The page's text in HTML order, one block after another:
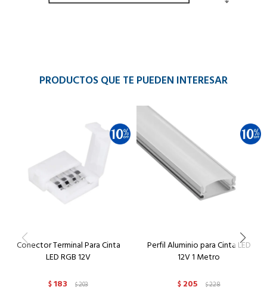
PRODUCTOS QUE TE PUEDEN INTERESAR
Conector Terminal Para Cinta
LED RGB 12V
$183 $203
Perfil Aluminio para Cinta LED
12V 1 Metro
$ 205 $228